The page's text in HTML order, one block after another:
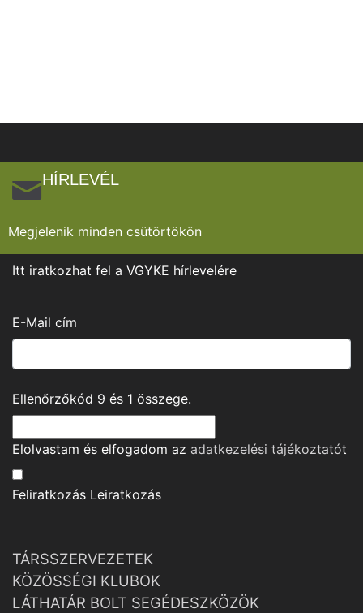
HÍRLEVÉL
Megjelenik minden csütörtökön
Itt iratkozhat fel a VGYKE hírlevelére
E-Mail cím
Ellenőrzőkód 9 és 1 összege.
Elolvastam és elfogadom az adatkezelési tájékoztatót
Feliratkozás Leiratkozás
TÁRSSZERVEZETEK
KÖZÖSSÉGI KLUBOK
LÁTHATÁR BOLT SEGÉDESZKÖZÖK